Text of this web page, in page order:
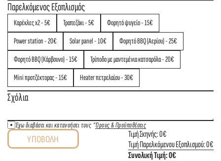
Παρελκόμενος Εξοπλισμός
Καρέκλες x2-5€ Τραπεζάκι-5€ Φορητό ψυγείο-15€
Power station-20€ Solar panel-10€ Φορητό BBQ (Αερίου)-25€
Φορητό BBQ (Κάρβουνο)-15€ Τρίποδο με μαντεμένια κατσαρόλα-20€
Mini προτζέκτορας-15€ Heater πετρελαίου-30€
Έχω διαβάσει και κατανοήσει τους *Όρους & Προϋποθέσεις
ΥΠΟΒΟΛH Τιμή Σκηνής:0€
Τιμή Παρελκόμενου Εξοπλισμού:0€
Συνολική Τιμή:0€